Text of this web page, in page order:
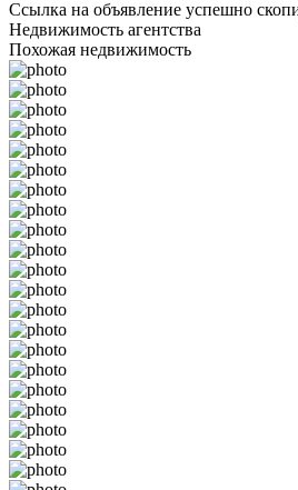
Ссылка на объявление успешно
Недвижимость агентства
Похожая недвижимость